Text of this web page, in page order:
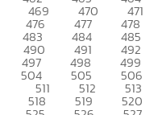
469 470 471
476 477 478
483 484 485
490 491 492
497 498 499
504 505 506
511 512 513
518 519 520